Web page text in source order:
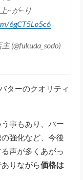
~が~り
6gCT5Lo5c6
(@fukuda_sodo)
ターのクオリティ
事もあり、パー
強化など、今後
声が多くあがっ
りながら価格は